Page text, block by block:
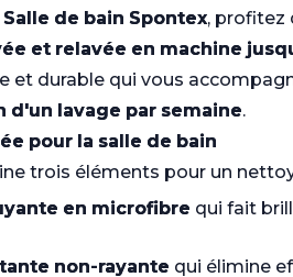
Salle de bain Spontex, profitez
et relavée en machine
et durable qui vous
d'un lavage par semaine.
pour la salle de bain
trois éléments pour un
en microfibre qui fait
non-rayante qui élimine